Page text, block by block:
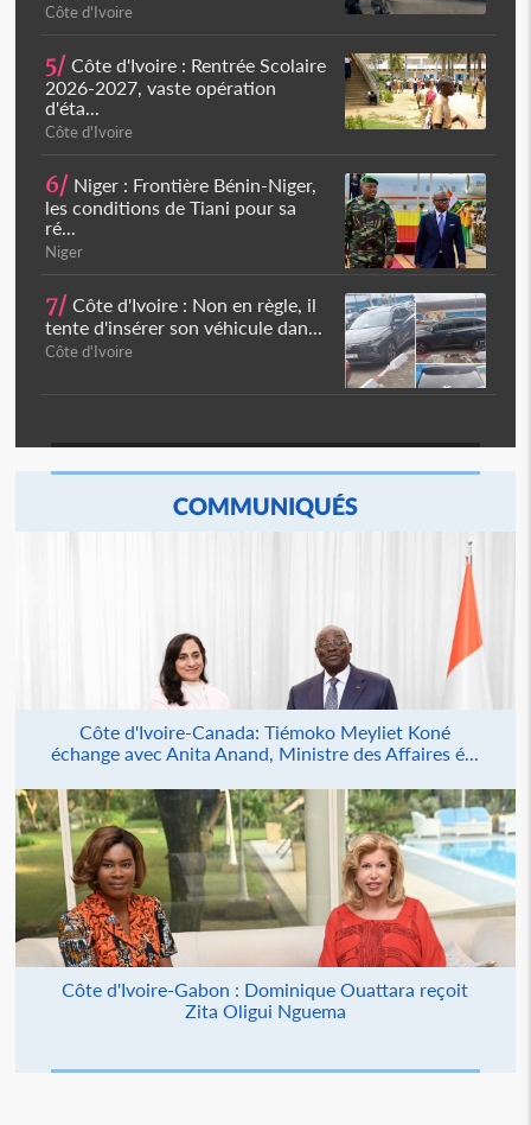
Côte d'Ivoire
5/ Côte d'Ivoire : Rentrée Scolaire
2026-2027, vaste opération
d'éta...
Côte d'Ivoire
6/ Niger : Frontière Bénin-Niger,
les conditions de Tiani pour sa
ré...
Niger
7/ Côte d'Ivoire : Non en règle, il
tente d'insérer son véhicule dan...
Côte d'Ivoire
COMMUNIQUÉS
Côte d'Ivoire-Canada: Tiémoko Meyliet Koné
échange avec Anita Anand, Ministre des Affaires é...
Côte d'Ivoire-Gabon : Dominique Ouattara reçoit
Zita Oligui Nguema